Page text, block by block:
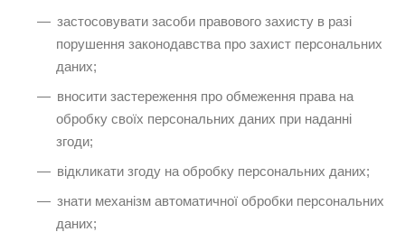
застосовувати засоби правового захисту в разі
порушення законодавства про захист персональних
даних;
вносити застереження про обмеження права на
обробку своїх персональних даних при наданні
згоди;
відкликати згоду на обробку персональних даних;
знати механізм автоматичної обробки персональних
даних;